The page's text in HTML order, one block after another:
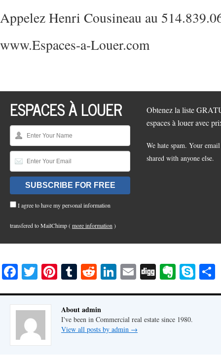
Appelez Henri Cousineau au
www.Espaces-a-Louer.com
ESPACES À LOUER
I agree to have my personal information
transfered to MailChimp (more information )
Obtenez la liste
espaces à louer avec
We hate spam. Your
shared with anyone else.
Facebook
TwitterPinterest
Tumblr
RedditLinkedIn
EmailDigg
About admin
I've been in Commercial real estate since 1980.
View all posts by admin →